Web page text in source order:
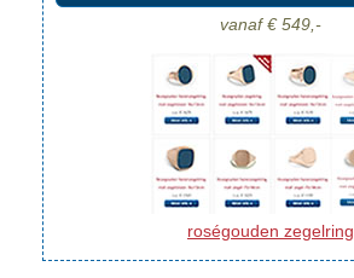
vanaf € 549,-
roségouden zegelring